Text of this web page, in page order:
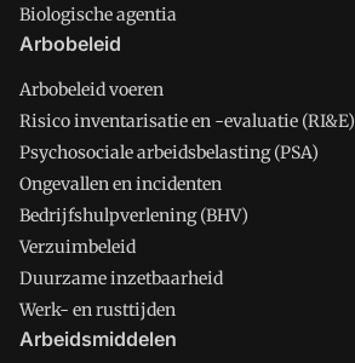
Biologische agentia
Arbobeleid
Arbobeleid voeren
Risico inventarisatie en -evaluatie (RI&E)
Psychosociale arbeidsbelasting (PSA)
Ongevallen en incidenten
Bedrijfshulpverlening (BHV)
Verzuimbeleid
Duurzame inzetbaarheid
Werk- en rusttijden
Arbeidsmiddelen